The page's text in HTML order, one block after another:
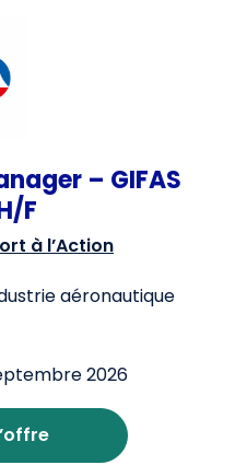
– GIFAS
F
à l’Action
aéronautique
2026